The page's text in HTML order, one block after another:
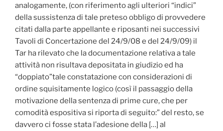
analogamente, (con riferimento agli ulteriori “indici”
della sussistenza di tale preteso obbligo di provvedere
citati dalla parte appellante e riposanti nei successivi
Tavoli di Concertazione del 24/9/08 e del 24/9/09) il
Tar ha rilevato che la documentazione relativa a tale
attività non risultava depositata in giudizio ed ha
“doppiato”tale constatazione con considerazioni di
ordine squisitamente logico (così il passaggio della
motivazione della sentenza di prime cure, che per
comodità espositiva si riporta di seguito:” del resto, se
davvero ci fosse stata l’adesione della […] al